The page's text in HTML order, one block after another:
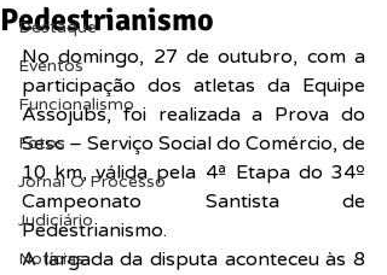
Destaque
Eventos
Funcionalismo
Fotos
Jornal O Processo
Judiciário
Notícias
Pedestrianismo
No domingo, 27 de outubro, com a
participação dos atletas da Equipe
Assojubs, foi realizada a Prova do
Sesc – Serviço Social do Comércio, de
10 km, válida pela 4ª Etapa do 34º
Campeonato Santista de
Pedestrianismo.
A largada da disputa aconteceu às 8